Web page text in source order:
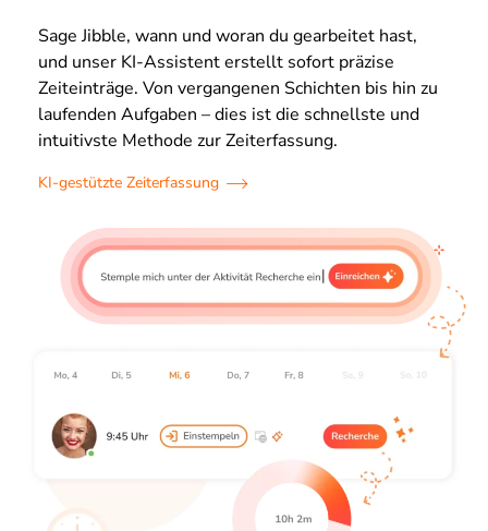
Sage Jibble, wann und woran du gearbeitet hast,
und unser KI-Assistent erstellt sofort präzise
Zeiteinträge. Von vergangenen Schichten bis hin zu
laufenden Aufgaben – dies ist die schnellste und
intuitivste Methode zur Zeiterfassung.
KI-gestützte Zeiterfassung